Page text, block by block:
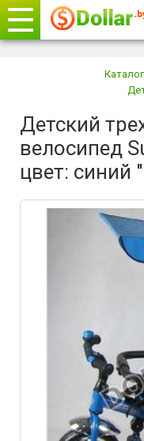
+375 29882-
+375 17315-
Каталог
Детский
велосипед
цвет: синий